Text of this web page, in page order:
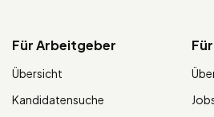
Für Arbeitgeber
Übersicht
Kandidatensuche